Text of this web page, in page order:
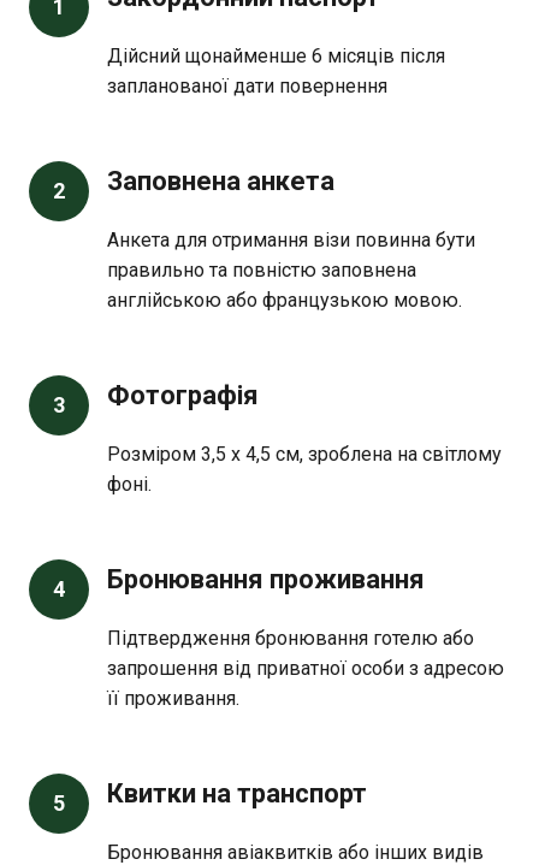
1
Дійсний щонайменше 6 місяців після
запланованої дати повернення
2 Заповнена анкета
Анкета для отримання візи повинна бути
правильно та повністю заповнена
англійською або французькою мовою.
3 Фотографія
Розміром 3,5 х 4,5 см, зроблена на світлому
фоні.
4 Бронювання проживання
Підтвердження бронювання готелю або
запрошення від приватної особи з адресою
її проживання.
5 Квитки на транспорт
Бронювання авіаквитків або інших видів